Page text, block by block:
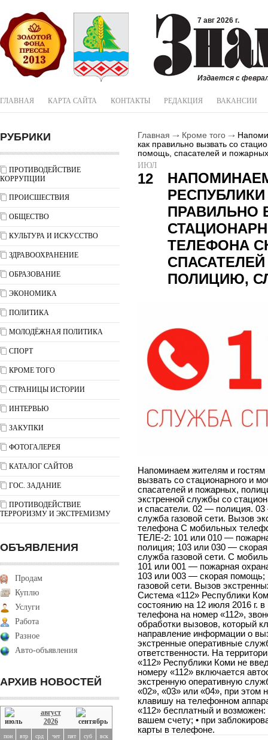
7 авг 2026 г.
Издается с
ГЛАВНАЯ КАРТА САЙТА КОНТАКТЫ РЕДАКЦИЯ ВАКАНСИИ
РУБРИКИ
ПРОТИВОДЕЙСТВИЕ
КОРРУПЦИИ
ПРОИСШЕСТВИЯ
ОБЩЕСТВО
КУЛЬТУРА И ИСКУССТВО
ЗДРАВООХРАНЕНИЕ
ОБРАЗОВАНИЕ
ЭКОНОМИКА
ПОЛИТИКА
МОЛОДЁЖНАЯ ПОЛИТИКА
СПОРТ
КРОМЕ ТОГО
СТРАНИЦЫ ИСТОРИИ
ИНТЕРВЬЮ
ЗАКУПКИ
ФОТОГАЛЕРЕЯ
КАТАЛОГ САЙТОВ
ГОС. ЗАДАНИЕ
ПРОТИВОДЕЙСТВИЕ
ТЕРРОРИЗМУ И ЭКСТРЕМИЗМУ
ОБЪЯВЛЕНИЯ
Продам
Куплю
Услуги
Работа
Разное
Авто-объявления
АРХИВ НОВОСТЕЙ
август
2026
пон втр срд чет пят суб вск
Главная Кроме того
как правильно вызвать со
помощь, спасателей и
ИЮЛ
12
ПРАВИЛЬНО
ТЕЛЕФОНА
ПОЛИЦИЮ,
Напоминаем жителям и
вызвать со стационарного и
спасателей и пожарных,
экстренной службы со
и спасатели. 02 — полиция.
служба газовой сети. Вызов
телефона С мобильных
ТЕЛЕ-2: 101 или 010 —
полиция; 103 или 030 —
служба газовой сети. С
101 или 001 — пожарная
103 или 003 — скорая
газовой сети. Вызов
Система «112» Республики
состоянию на 12 июля 2016 г.
телефона на номер «112»,
обработки вызовов, который
направление информации о
экстренные оперативные
ответственности. На
«112» Республики Коми не
номеру «112» включается
экстренную оперативную
«02», «03» или «04», при этом
клавишу на телефонном
«112» бесплатный и
вашем счету; • при
карты в телефоне.